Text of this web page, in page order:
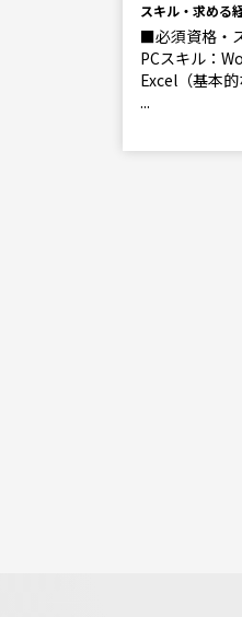
スキル・求める
■必須資格・
PCスキル：
Excel（基本的
...